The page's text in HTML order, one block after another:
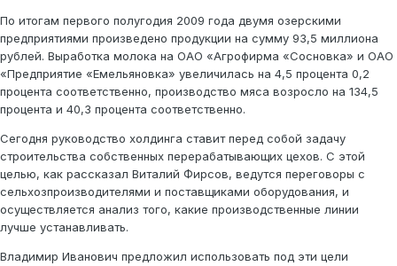
По итогам первого полугодия 2009 года двумя озерскими
предприятиями произведено продукции на сумму 93,5 миллиона
рублей. Выработка молока на ОАО «Агрофирма «Сосновка» и ОАО
«Предприятие «Емельяновка» увеличилась на 4,5 процента 0,2
процента соответственно, производство мяса возросло на 134,5
процента и 40,3 процента соответственно.
Сегодня руководство холдинга ставит перед собой задачу
строительства собственных перерабатывающих цехов. С этой
целью, как рассказал Виталий Фирсов, ведутся переговоры с
сельхозпроизводителями и поставщиками оборудования, и
осуществляется анализ того, какие производственные линии
лучше устанавливать.
Владимир Иванович предложил использовать под эти цели